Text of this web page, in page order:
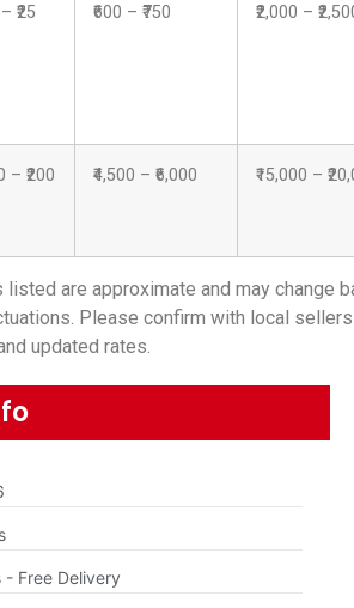
₹25 ₹600 – ₹750 ₹2,000 –
– ₹200 ₹4,500 – ₹6,000 ₹15,000 –
listed are approximate and may change
Please confirm with local
updated rates.
- Free Delivery